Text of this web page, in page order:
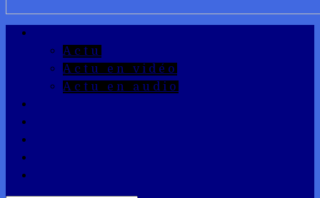
Actu
Actu en vidéo
Actu en audio